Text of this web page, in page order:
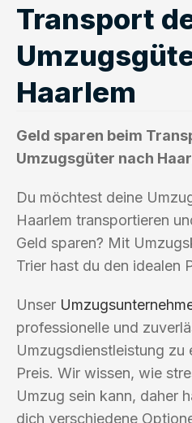
Transport
Haarlem
Geld sparen beim
Umzugsgüter nach
Du möchtest deine
Haarlem transportieren
Geld sparen? Mit
Trier hast du den idealen
Unser
professionelle und
Umzugsdienstleistung zu
Preis. Wir wissen, wie
Umzug sein kann, daher
dich verschiedene